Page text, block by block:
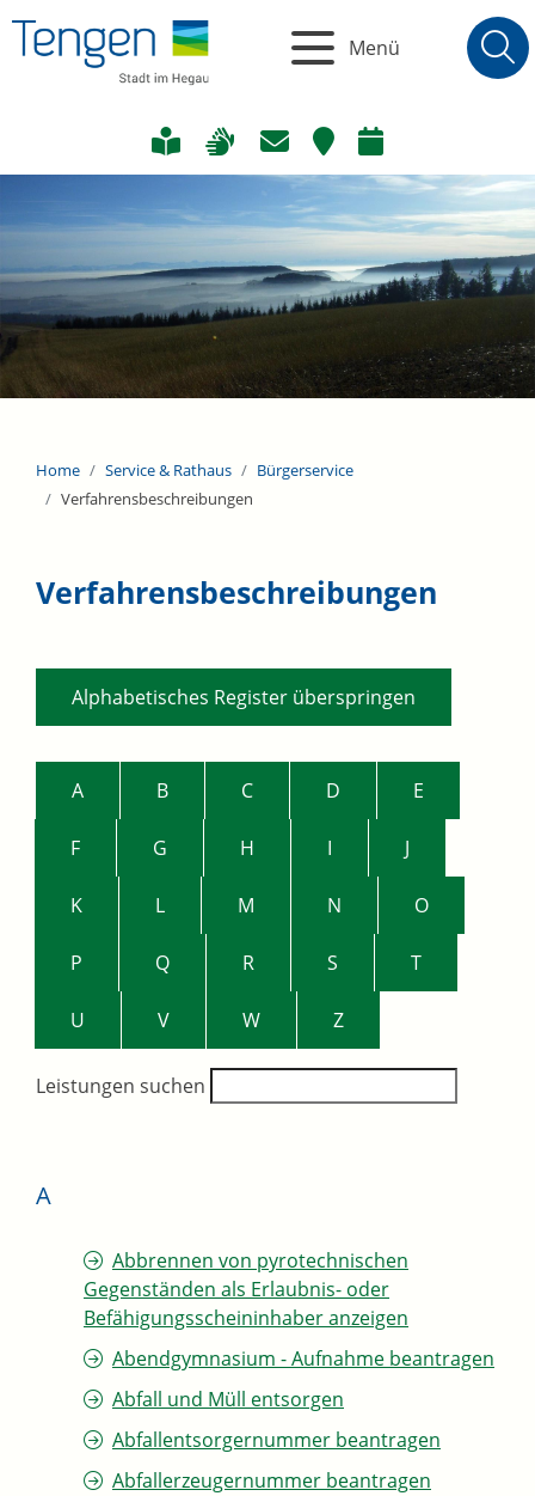
Menü
Home Service & Rathaus
Bürgerservice
Verfahrensbeschreibungen
Verfahrensbeschreibungen
Alphabetisches Register überspringen
A B C D E
F G H I J
K L M N O
P Q R S T
U V W Z
Leistungen suchen
A
Abbrennen von pyrotechnischen
Gegenständen als Erlaubnis- oder
Befähigungsscheininhaber anzeigen
Abendgymnasium - Aufnahme beantragen
Abfall und Müll entsorgen
Abfallentsorgernummer beantragen
Abfallerzeugernummer beantragen